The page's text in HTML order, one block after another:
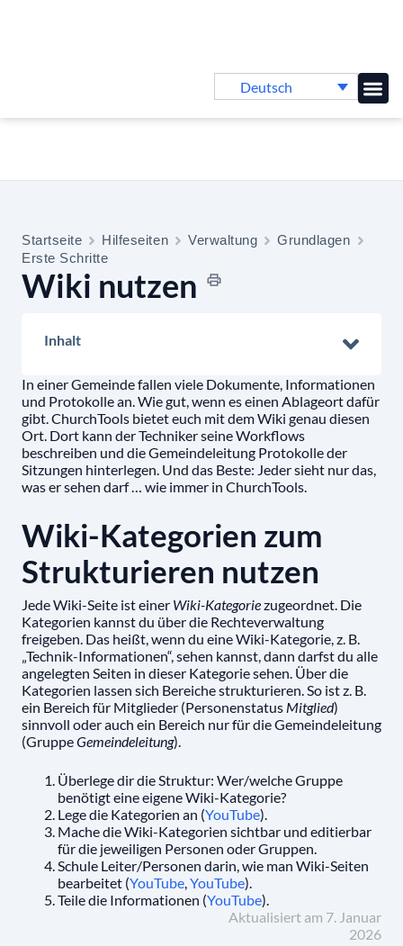
Deutsch
Startseite Hilfeseiten Verwaltung
Grundlagen
Erste Schritte
Wiki nutzen
Inhalt
In einer Gemeinde fallen viele Dokumente, Informationen
und Protokolle an. Wie gut, wenn es einen Ablageort dafür
gibt. ChurchTools bietet euch mit dem Wiki genau diesen
Ort. Dort kann der Techniker seine Workflows
beschreiben und die Gemeindeleitung Protokolle der
Sitzungen hinterlegen. Und das Beste: Jeder sieht nur das,
was er sehen darf … wie immer in ChurchTools.
Wiki-Kategorien zum
Strukturieren nutzen
Jede Wiki-Seite ist einer Wiki-Kategoriezugeordnet. Die
Kategorien kannst du über die Rechteverwaltung
freigeben. Das heißt, wenn du eine Wiki-Kategorie, z. B.
„Technik-Informationen“, sehen kannst, dann darfst du alle
angelegten Seiten in dieser Kategorie sehen. Über die
Kategorien lassen sich Bereiche strukturieren. So ist z. B.
ein Bereich für Mitglieder (Personenstatus Mitglied)
sinnvoll oder auch ein Bereich nur für die Gemeindeleitung
(GruppeGemeindeleitung).
Überlege dir die Struktur: Wer/welche Gruppe
benötigt eine eigene Wiki-Kategorie?
Lege die Kategorien an (YouTube).
Mache die Wiki-Kategorien sichtbar und editierbar
für die jeweiligen Personen oder Gruppen.
Schule Leiter/Personen darin, wie man Wiki-Seiten
bearbeitet (YouTube,YouTube).
Teile die Informationen (YouTube).
Aktualisiert am 7. Januar
2026